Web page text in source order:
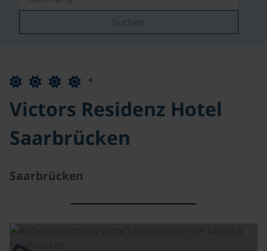
Suchen
+
Victors Residenz Hotel
Saarbrücken
Saarbrücken